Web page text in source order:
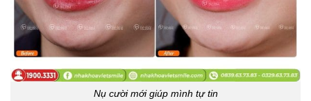
Nụ cười mới giúp mình tự tin